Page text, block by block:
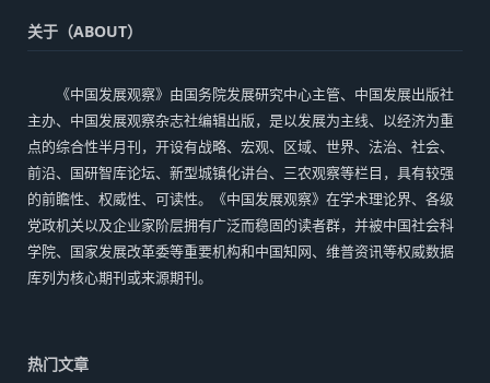
关于（ABOUT）
《中国发展观察》由国务院发展研究中心主管、中国发展出版社
主办、中国发展观察杂志社编辑出版，是以发展为主线、以经济为重
点的综合性半月刊，开设有战略、宏观、区域、世界、法治、社会、
前沿、国研智库论坛、新型城镇化讲台、三农观察等栏目，具有较强
的前瞻性、权威性、可读性。《中国发展观察》在学术理论界、各级
党政机关以及企业家阶层拥有广泛而稳固的读者群，并被中国社会科
学院、国家发展改革委等重要机构和中国知网、维普资讯等权威数据
库列为核心期刊或来源期刊。
热门文章